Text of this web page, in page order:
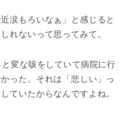
涙もろいなぁ」と感じると
れないって思ってみて。
変な咳をしていて病院に行
った。それは「悲しい」っ
ていたからなんですよね。